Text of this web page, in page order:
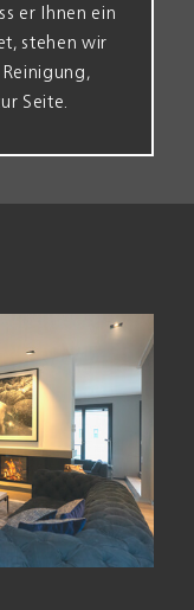
er Ihnen ein
stehen wir
Seite.